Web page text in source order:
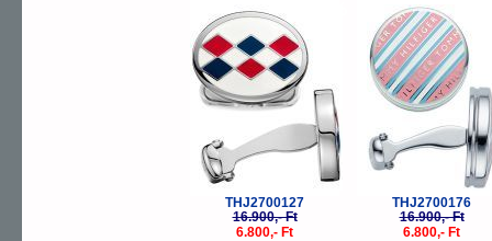
THJ2700127
16.900,- Ft
6.800,- Ft
THJ2700176
16.900,- Ft
6.800,- Ft